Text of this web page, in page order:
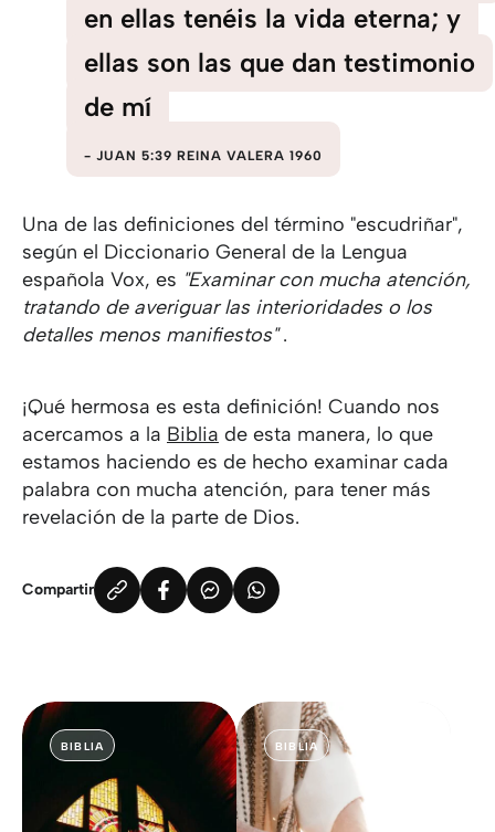
en ellas tenéis la vida eterna; y
ellas son las que dan testimonio
de mí
JUAN 5:39 REINA VALERA 1960
Una de las definiciones del término "escudriñar",
según el Diccionario General de la Lengua
española Vox, es "Examinar con mucha atención,
tratando de averiguar las interioridades o los
detalles menos manifiestos".
¡Qué hermosa es esta definición! Cuando nos
acercamos a la Biblia de esta manera, lo que
estamos haciendo es de hecho examinar cada
palabra con mucha atención, para tener más
revelación de la parte de Dios.
Compartir
BIBLIA BIBLIA